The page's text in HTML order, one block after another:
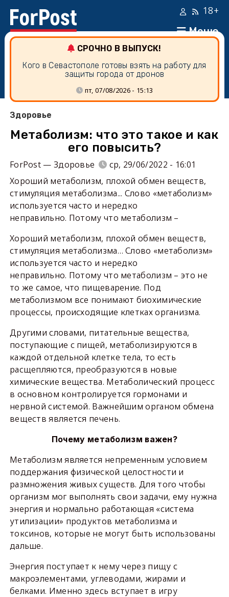
Меню
18+
СРОЧНО В ВЫПУСК!
Кого в Севастополе готовы взять на работу для
защиты города от дронов
пт, 07/08/2026 - 15:13
Здоровье
Метаболизм: что это такое и как
его повысить?
ForPost — Здоровье
ср, 29/06/2022 - 16:01
Хороший метаболизм, плохой обмен веществ,
стимуляция метаболизма... Слово «метаболизм»
используется часто и нередко
неправильно. Потому что метаболизм –
Хороший метаболизм, плохой обмен веществ,
стимуляция метаболизма… Слово «метаболизм»
используется часто и нередко
неправильно. Потому что метаболизм – это не
то же самое, что пищеварение. Под
метаболизмом все понимают биохимические
процессы, происходящие клетках организма.
Другими словами, питательные вещества,
поступающие с пищей, метаболизируются в
каждой отдельной клетке тела, то есть
расщепляются, преобразуются в новые
химические вещества. Метаболический процесс
в основном контролируется гормонами и
нервной системой. Важнейшим органом обмена
веществ является печень.
Почему метаболизм важен?
Метаболизм является непременным условием
поддержания физической целостности и
размножения живых существ. Для того чтобы
организм мог выполнять свои задачи, ему нужна
энергия и нормально работающая «система
утилизации» продуктов метаболизма и
токсинов, которые не могут быть использованы
дальше.
Энергия поступает к нему через пищу с
макроэлементами, углеводами, жирами и
белками. Именно здесь вступает в игру